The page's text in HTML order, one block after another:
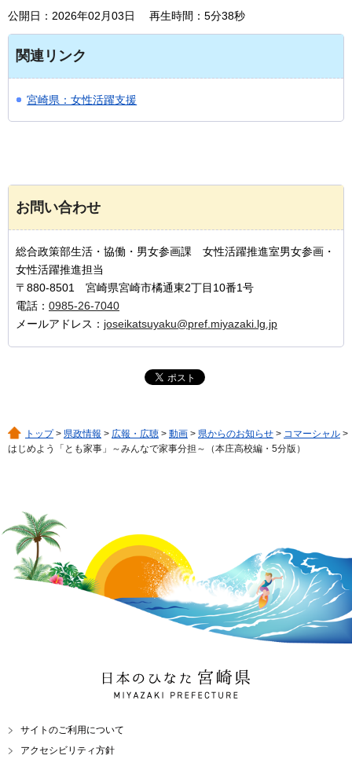
公開日：2026年02月03日 再生時間：5分38秒
関連リンク
宮崎県：女性活躍支援
お問い合わせ
総合政策部生活・協働・男女参画課 女性活躍推進室男女参画・
女性活躍推進担当
〒880-8501 宮崎県宮崎市橘通東2丁目10番1号
電話： 0985-26-7040
メールアドレス： joseikatsuyaku@pref.miyazaki.lg.jp
トップ> 県政情報 > 広報・広聴 > 動画 > 県からのお知らせ > コマーシャル >
はじめよう「とも家事」～みんなで家事分担～（本庄高校編・5分版）
日本のひなた 宮崎県
MIYAZAKI PREFECTURE
サイトのご利用について
アクセシビリティ方針